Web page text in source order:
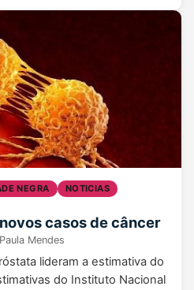
NEGRA
NOTICIAS
casos de câncer
Mendes
lideram a estimativa do
do Instituto Nacional